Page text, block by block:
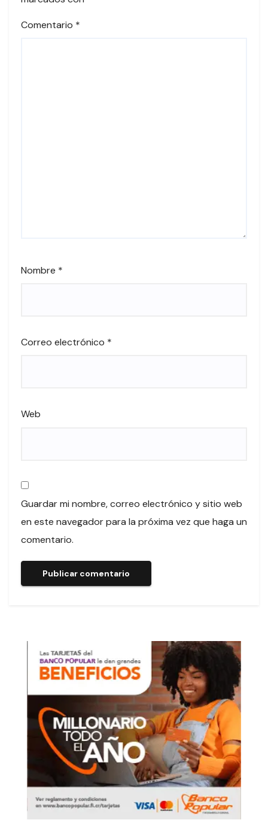
Comentario *
Nombre *
Correo electrónico *
Web
Guardar mi nombre, correo electrónico y sitio web
en este navegador para la próxima vez que haga un
comentario.